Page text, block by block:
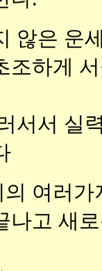
않은 운
조하게
서서 실
여러
나고 새